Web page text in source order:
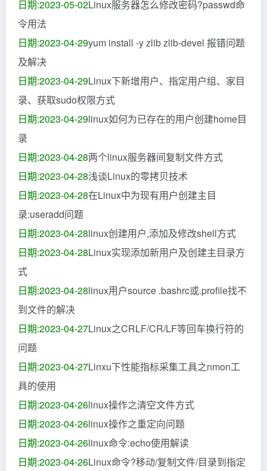
日期:2023-05-02Linux服务器怎么修改密码?passwd命
令用法
日期:2023-04-29yum install -y zlib zlib-devel 报错问题
及解决
日期:2023-04-29Linux下新增用户、指定用户组、家目
录、获取sudo权限方式
日期:2023-04-29linux如何为已存在的用户创建home目
录
日期:2023-04-28两个linux服务器间复制文件方式
日期:2023-04-28浅谈Linux的零拷贝技术
日期:2023-04-28在Linux中为现有用户创建主目
录:useradd问题
日期:2023-04-28linux创建用户,添加及修改shell方式
日期:2023-04-28Linux实现添加新用户及创建主目录方
式
日期:2023-04-28linux用户source .bashrc或.profile找不
到文件的解决
日期:2023-04-27Linux之CRLF/CR/LF等回车换行符的
问题
日期:2023-04-27Linxu下性能指标采集工具之nmon工
具的使用
日期:2023-04-26linux操作之清空文件方式
日期:2023-04-26linux操作之重定向问题
日期:2023-04-26linux命令:echo使用解读
日期:2023-04-26Linux命令?移动/复制文件/目录到指定